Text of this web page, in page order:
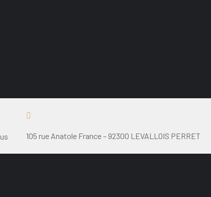
105 rue Anatole France – 92300 LEVALLOIS PERRET